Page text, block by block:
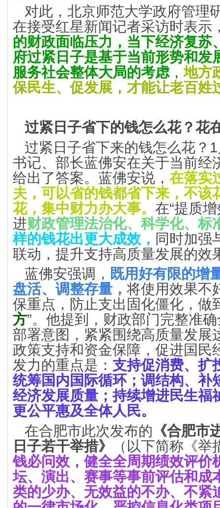
对此，北京师范大学政府管理
在接受红星新闻记者采访时表示
的财政面临压力，当下经济复苏
府过紧日子是基于当前形势和发
服务社会整体大局的考虑，地方
保民生、促发展，才能让老百姓
过紧日子省下的钱怎么花？花
过紧日子省下来的钱怎么花？
书记、部长蓝佛安在关于当前经
给出了答案。蓝佛安说， 在落实
夫，可以省的钱都省下来，不该
花，集中财力办大事。 在“提质
进财政管理法治化、科学化、标
样的钱花出更大成效， 同时加强
联动，提升支持高质量发展的效
蓝佛安强调， 既用好有限的增
盘活、调整存量， 将使用效果不
保重点，防止支出固化僵化，做
方”。他提到，财政部门完整准
部署意图，紧紧围绕高质量发展
政策支持和资金保障，促进国民
发力的重点是： 支持促消费、扩
统筹国内国际循环；调结构、补
经济发展质量；持续增进民生福
更公平惠及全体人民。
在合肥市此次发布的 《合肥市
日子若干举措》
（以下简称《
钱必问效，健全全周期绩效评价
坛、演出、赛事等事前评估和成
类的少办、无效益的不办、不紧